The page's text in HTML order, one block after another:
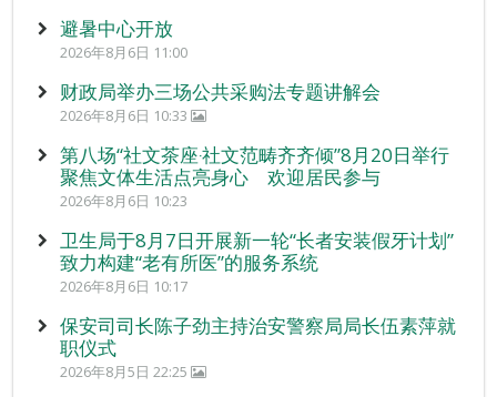
避暑中心开放
2026年8月6日 11:00
财政局举办三场公共采购法专题讲解会
2026年8月6日 10:33
第八场“社文茶座‧社文范畴齐齐倾”8月20日举行
聚焦文体生活点亮身心 欢迎居民参与
2026年8月6日 10:23
卫生局于8月7日开展新一轮“长者安装假牙计划”
致力构建“老有所医”的服务系统
2026年8月6日 10:17
保安司司长陈子劲主持治安警察局局长伍素萍就
职仪式
2026年8月5日 22:25